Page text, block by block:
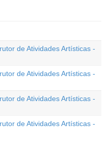
de Atividades Artísticas -
de Atividades Artísticas -
de Atividades Artísticas -
de Atividades Artísticas -